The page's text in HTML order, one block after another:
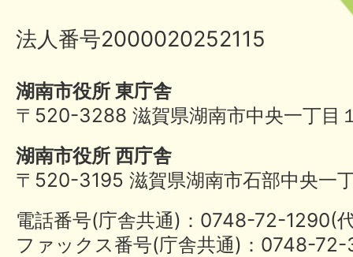
法人番号2000020252115
湖南市役所 東庁舎
〒520-3288 滋賀県湖南市中央一丁目
湖南市役所 西庁舎
〒520-3195 滋賀県湖南市石部中央一
電話番号(庁舎共通)：0748-72-
ファックス番号(庁舎共通)：0748-